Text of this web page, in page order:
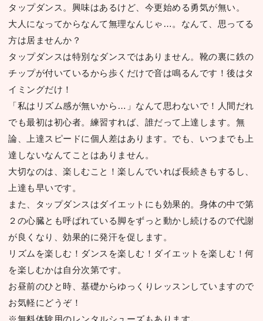
タップダンス。興味はあるけど、今更始める勇気が無い。
⼤⼈になってからなんて無理なんじゃ…。なんて、思ってる
⽅は居ませんか？
タップダンスは特別なダンスではありません。靴の裏に鉄の
チップが付いているから歩くだけで⾳は鳴るんです！後はタ
イミングだけ！
「私はリズム感が無いから…」なんて思わないで！⼈間だれ
でも最初は初⼼者。練習すれば、誰だって上達します。無
論、上達スピードに個⼈差はあります。でも、いつまでも上
達しないなんてことはありません。
⼤切なのは、楽しむこと！楽しんでいれば⻑続きもするし、
上達も早いです。
また、タップダンスはダイエットにも効果的。⾝体の中で第
２の⼼臓とも呼ばれている脚をずっと動かし続けるので代謝
が良くなり、効果的に発汗を促します。
リズムを楽しむ！ダンスを楽しむ！ダイエットを楽しむ！何
を楽しむかは⾃分次第です。
お昼前のひと時、基礎からゆっくりレッスンしていますので
お気軽にどうぞ！